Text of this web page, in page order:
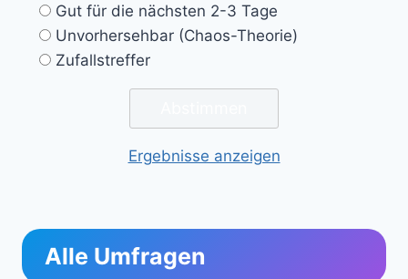
Gut für die nächsten 2-3 Tage
Unvorhersehbar (Chaos-Theorie)
Zufallstreffer
Ergebnisse anzeigen
Alle Umfragen